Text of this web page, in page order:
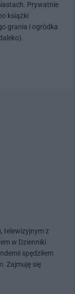
Prywatnie
książki
grania i ogródka
telewizyjnym z
w Dzienniki
spędziłem
Zajmuję się